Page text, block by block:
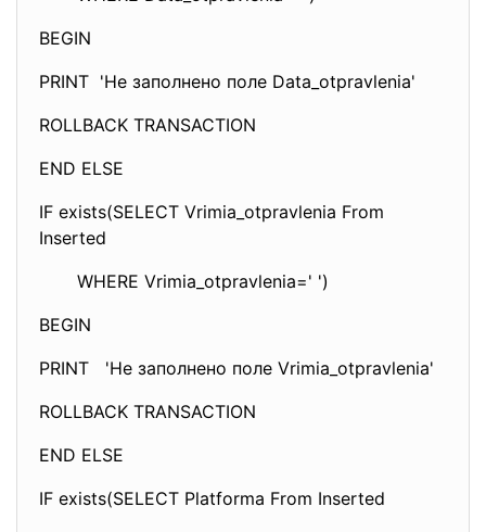
BEGIN
PRINT 'Не заполнено поле Data_otpravlenia'
ROLLBACK TRANSACTION
END ELSE
IF exists(SELECT Vrimia_otpravlenia From
Inserted
WHERE Vrimia_otpravlenia=' ')
BEGIN
PRINT 'Не заполнено поле Vrimia_otpravlenia'
ROLLBACK TRANSACTION
END ELSE
IF exists(SELECT Platforma From Inserted